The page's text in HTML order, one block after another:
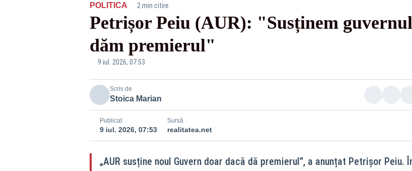
POLITICA· 2 min citire
Petrișor Peiu (AUR): "Susținem
dăm premierul"
9 iul. 2026, 07:53
Scris de
Stoica Marian
Publicat
9 iul. 2026, 07:53
Sursă
realitatea.net
„AUR susține noul Guvern doar dacă dă premierul”, a anunțat Petrișor Peiu.